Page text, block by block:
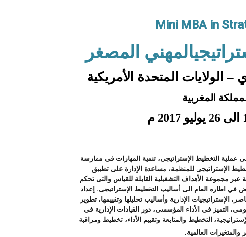
Mini MBA in
المصغر
الولايات المتحدة الأمريكية
المغربية
عملية التخطيط الإستراتيجى، تنمية المهارات فى ممارسة
الإستراتيجى للمنظمة، مساعدة الإدارة على تطبيق
عبر مجموعة الأهداف التشغيلية القابلة للقياس والتى تحكم
في اطاره العام الى أساليب التخطيط الإستراتيجى، إعداد
الإستراتيجيات الإدارية وأساليب تحليلها وتقييمها، تطوير
التميز فى الأداء المؤسسى، دور القيادات الإدارية فى
التخطيط والمتابعة وتقييم الأداء، تخطيط ومراقبة
والمتغيرات العالمية.